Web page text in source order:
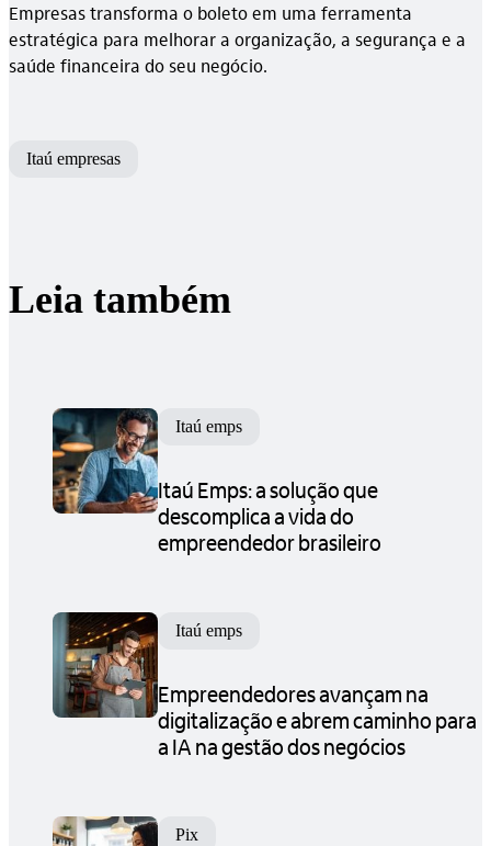
Empresas transforma o boleto em uma ferramenta
estratégica para melhorar a organização, a segurança e a
saúde financeira do seu negócio.
Itaú empresas
Leia também
Itaú emps
Itaú Emps: a solução que
descomplica a vida do
empreendedor brasileiro
Itaú emps
Empreendedores avançam na
digitalização e abrem caminho para
a IA na gestão dos negócios
Pix